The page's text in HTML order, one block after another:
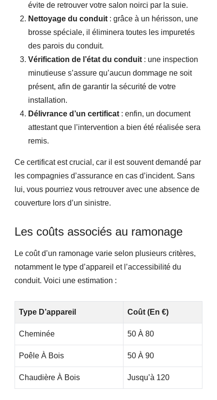
évite de retrouver votre salon noirci par la suie.
Nettoyage du conduit : grâce à un hérisson, une
brosse spéciale, il éliminera toutes les impuretés
des parois du conduit.
Vérification de l’état du conduit : une inspection
minutieuse s’assure qu’aucun dommage ne soit
présent, afin de garantir la sécurité de votre
installation.
Délivrance d’un certificat : enfin, un document
attestant que l’intervention a bien été réalisée sera
remis.
Ce certificat est crucial, car il est souvent demandé par
les compagnies d’assurance en cas d’incident. Sans
lui, vous pourriez vous retrouver avec une absence de
couverture lors d’un sinistre.
Les coûts associés au ramonage
Le coût d’un ramonage varie selon plusieurs critères,
notamment le type d’appareil et l’accessibilité du
conduit. Voici une estimation :
Type D’appareil Coût (en €)
Cheminée 50 À 80
Poêle À Bois 50 À 90
Chaudière À Bois Jusqu’à 120